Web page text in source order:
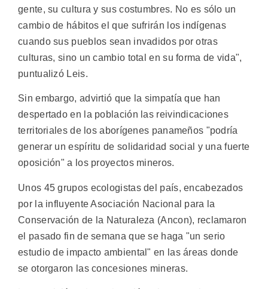
gente, su cultura y sus costumbres. No es sólo un
cambio de hábitos el que sufrirán los indígenas
cuando sus pueblos sean invadidos por otras
culturas, sino un cambio total en su forma de vida",
puntualizó Leis.
Sin embargo, advirtió que la simpatía que han
despertado en la población las reivindicaciones
territoriales de los aborígenes panameños "podría
generar un espíritu de solidaridad social y una fuerte
oposición" a los proyectos mineros.
Unos 45 grupos ecologistas del país, encabezados
por la influyente Asociación Nacional para la
Conservación de la Naturaleza (Ancon), reclamaron
el pasado fin de semana que se haga "un serio
estudio de impacto ambiental" en las áreas donde
se otorgaron las concesiones mineras.